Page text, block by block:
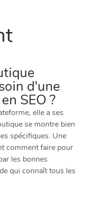
d'une
SEO ?
elle a ses
se montre bien
spécifiques. Une
comment faire pour
les bonnes
qui connaît tous les